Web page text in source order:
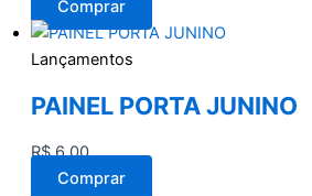
Comprar
Lançamentos
PAINEL PORTA JUNINO
R$6,00
Comprar